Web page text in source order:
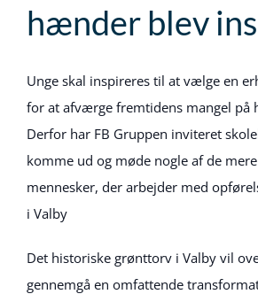
hænder blev
Unge skal inspireres til at vælge en
for at afværge fremtidens mangel på
Derfor har FB Gruppen inviteret
komme ud og møde nogle af de
mennesker, der arbejder med
i Valby
Det historiske grønttorv i Valby vil
gennemgå en omfattende